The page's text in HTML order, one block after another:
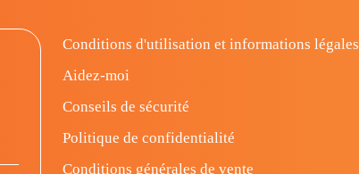
Conditions d'utilisation et informations légales
Aidez-moi
Conseils de sécurité
Politique de confidentialité
Conditions générales de vente